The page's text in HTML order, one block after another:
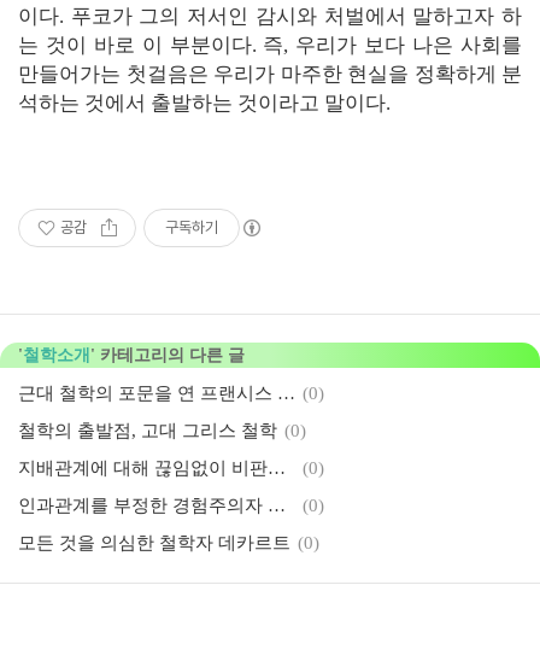
이다. 푸코가 그의 저서인 감시와 처벌에서 말하고자 하
는 것이 바로 이 부분이다. 즉, 우리가 보다 나은 사회를
만들어가는 첫걸음은 우리가 마주한 현실을 정확하게 분
석하는 것에서 출발하는 것이라고 말이다.
공감 구독하기
'철학소개 ' 카테고리의 다른 글
근대 철학의 포문을 연 프랜시스 베이컨 (0)
철학의 출발점, 고대 그리스 철학 (0)
지배관계에 대해 끊임없이 비판한 테오도어 아도르노
(0)
인과관계를 부정한 경험주의자 데이비드 흄
(0)
모든 것을 의심한 철학자 데카르트 (0)